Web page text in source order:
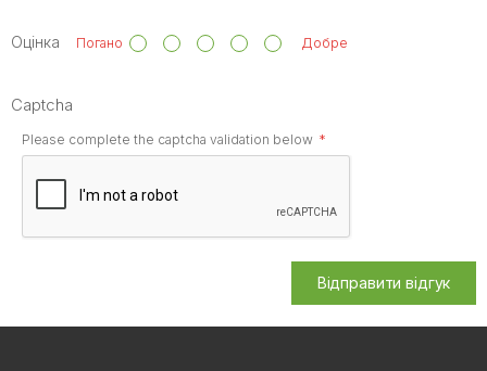
Оцінка Погано Добре
Captcha
Please complete the captcha validation below
Відправити відгук